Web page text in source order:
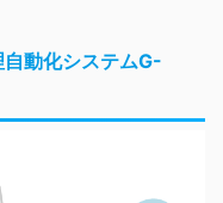
動化システムG-